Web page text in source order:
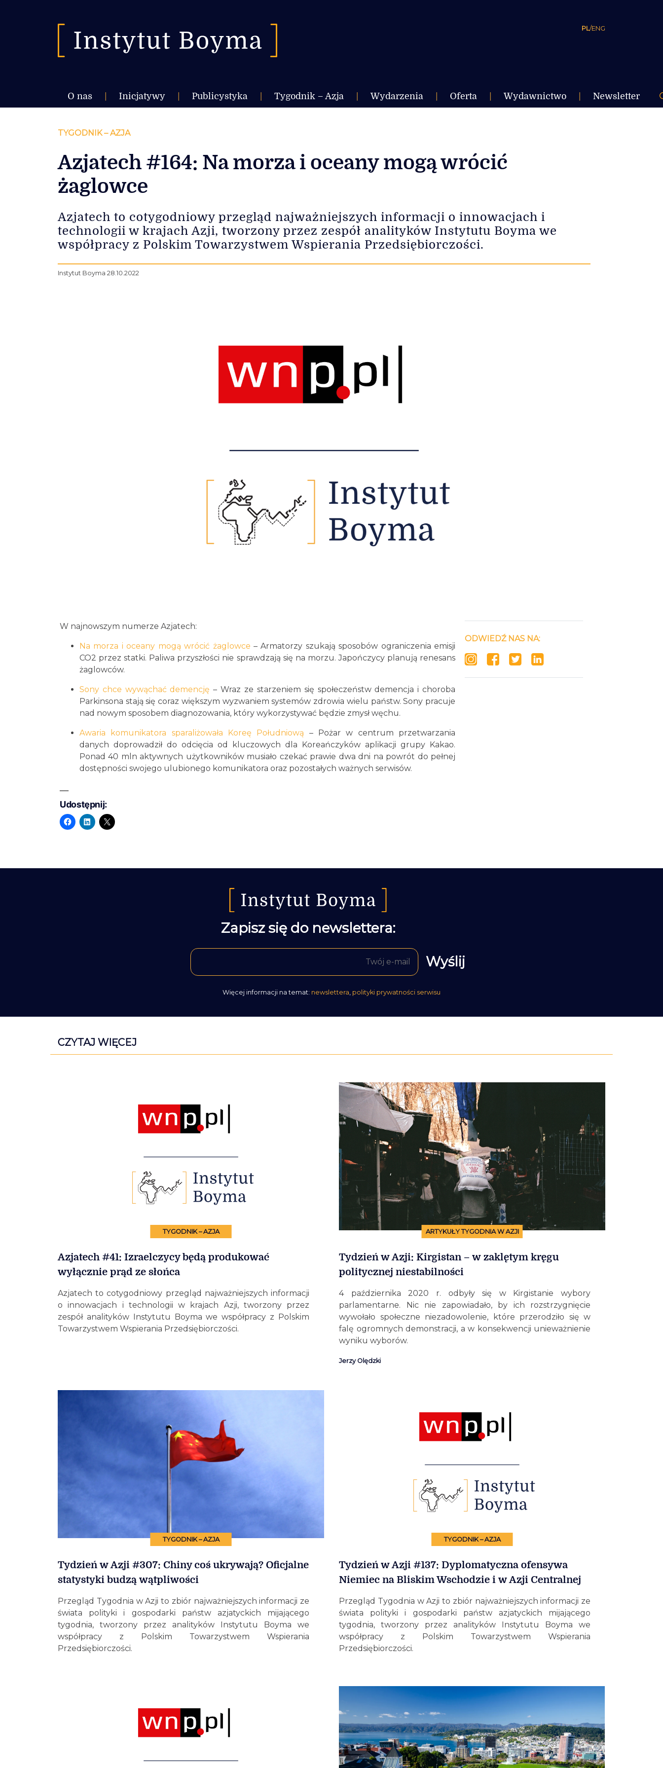
PL/ENG
O nas Inicjatywy Publicystyka Tygodnik – Azja Wydarzenia Oferta Wydawnictwo Newsletter
TYGODNIK – AZJA
Azjatech #164: Na morza i oceany mogą wrócić
żaglowce
Azjatech to cotygodniowy przegląd najważniejszych informacji o innowacjach i
technologii w krajach Azji, tworzony przez zespół analityków Instytutu Boyma we
współpracy z Polskim Towarzystwem Wspierania Przedsiębiorczości.
Instytut Boyma 28.10.2022
W najnowszym numerze Azjatech:
Na morza i oceany mogą wrócić żaglowce – Armatorzy szukają sposobów ograniczenia emisji
CO2 przez statki. Paliwa przyszłości nie sprawdzają się na morzu. Japończycy planują renesans
żaglowców.
Sony chce wywąchać demencję – Wraz ze starzeniem się społeczeństw demencja i choroba
Parkinsona stają się coraz większym wyzwaniem systemów zdrowia wielu państw. Sony pracuje
nad nowym sposobem diagnozowania, który wykorzystywać będzie zmysł węchu.
Awaria komunikatora sparaliżowała Koreę Południową – Pożar w centrum przetwarzania
danych doprowadził do odcięcia od kluczowych dla Koreańczyków aplikacji grupy Kakao.
Ponad 40 mln aktywnych użytkowników musiało czekać prawie dwa dni na powrót do pełnej
dostępności swojego ulubionego komunikatora oraz pozostałych ważnych serwisów.
Udostępnij:
ODWIEDŹ NAS NA:
Zapisz się do newslettera:
Więcej informacji na temat: newslettera polityki prywatności serwisu
CZYTAJ WIĘCEJ
TYGODNIK – AZJA
Azjatech #41: Izraelczycy będą produkować
wyłącznie prąd ze słońca
Azjatech to cotygodniowy przegląd najważniejszych informacji
o innowacjach i technologii w krajach Azji, tworzony przez
zespół analityków Instytutu Boyma we współpracy z Polskim
Towarzystwem Wspierania Przedsiębiorczości.
ARTYKUŁY TYGODNIA W AZJI
Tydzień w Azji: Kirgistan – w zaklętym kręgu
politycznej niestabilności
4 października 2020 r. odbyły się w Kirgistanie wybory
parlamentarne. Nic nie zapowiadało, by ich rozstrzygnięcie
wywołało społeczne niezadowolenie, które przerodziło się w
falę ogromnych demonstracji, a w konsekwencji unieważnienie
wyniku wyborów.
Jerzy Olędzki
TYGODNIK – AZJA
Tydzień w Azji #307: Chiny coś ukrywają? Oficjalne
statystyki budzą wątpliwości
Przegląd Tygodnia w Azji to zbiór najważniejszych informacji ze
świata polityki i gospodarki państw azjatyckich mijającego
tygodnia, tworzony przez analityków Instytutu Boyma we
współpracy z Polskim Towarzystwem Wspierania
Przedsiębiorczości.
TYGODNIK – AZJA
Tydzień w Azji #137: Dyplomatyczna ofensywa
Niemiec na Bliskim Wschodzie i w Azji Centralnej
Przegląd Tygodnia w Azji to zbiór najważniejszych informacji ze
świata polityki i gospodarki państw azjatyckich mijającego
tygodnia, tworzony przez analityków Instytutu Boyma we
współpracy z Polskim Towarzystwem Wspierania
Przedsiębiorczości.